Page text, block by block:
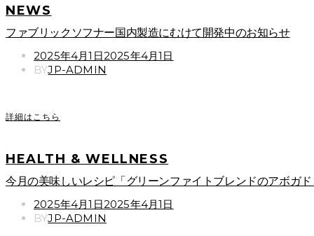
NEWS
ファブリックソフナー国内製造にむけて開発中のお知らせ
POSTED
ON
2025年4月1日2025年4月1日
BYJP-ADMIN
詳細はこちら
HEALTH & WELLNESS
今月の美味しいレシピ「グリーンファイトブレンドのアボガド
POSTED
ON
2025年4月1日2025年4月1日
BYJP-ADMIN